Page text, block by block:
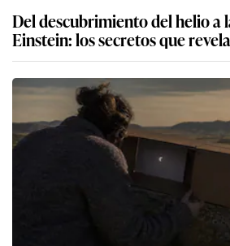
Del descubrimiento del helio a
Einstein: los secretos que